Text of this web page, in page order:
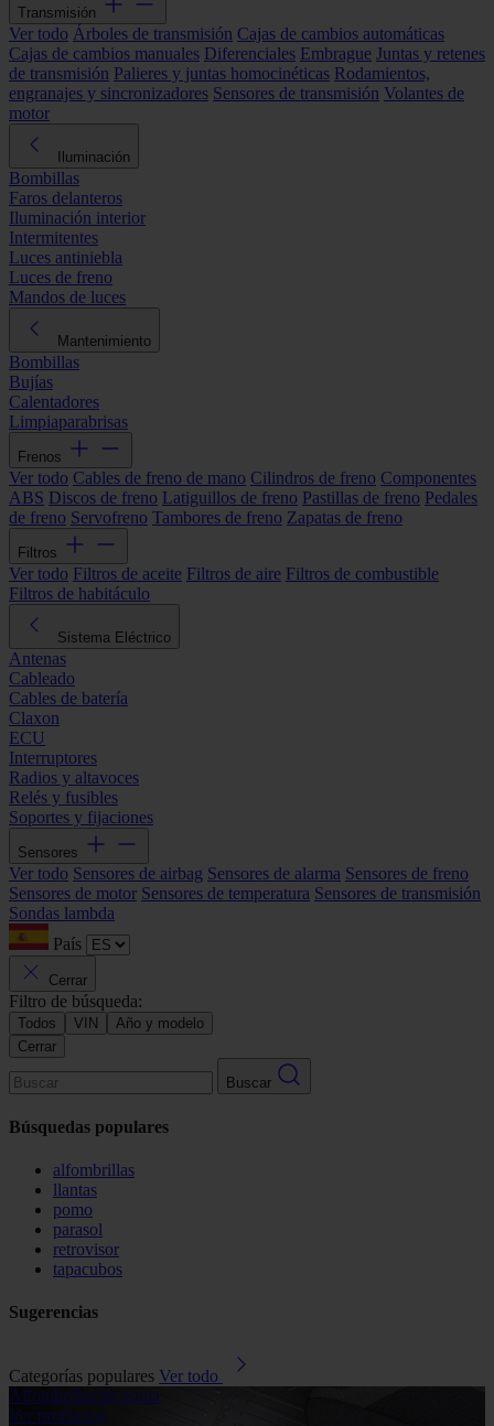
Transmisión
Ver todo Árboles de transmisión Cajas de cambios automáticas
Cajas de cambios manuales Diferenciales Embrague Juntas y retenes
de transmisión Palieres y juntas homocinéticas Rodamientos,
engranajes y sincronizadores Sensores de transmisión Volantes de
motor
Iluminación
Bombillas
Faros delanteros
Iluminación interior
Intermitentes
Luces antiniebla
Luces de freno
Mandos de luces
Mantenimiento
Bombillas
Bujías
Calentadores
Limpiaparabrisas
Frenos
Ver todo Cables de freno de mano Cilindros de freno Componentes
ABS Discos de freno Latiguillos de freno Pastillas de freno Pedales
de freno Servofreno Tambores de freno Zapatas de freno
Filtros
Ver todo Filtros de aceite Filtros de aire Filtros de combustible
Filtros de habitáculo
Sistema Eléctrico
Antenas
Cableado
Cables de batería
Claxon
ECU
Interruptores
Radios y altavoces
Relés y fusibles
Soportes y fijaciones
Sensores
Ver todo Sensores de airbag Sensores de alarma Sensores de freno
Sensores de motor Sensores de temperatura Sensores de transmisión
Sondas lambda
País
Cerrar
Filtro de búsqueda:
Todos VIN
Año y modelo
Cerrar
Buscar
Búsquedas populares
alfombrillas
llantas
pomo
parasol
retrovisor
tapacubos
Sugerencias
Categorías populares Ver todo
Alfombrillas de goma
Ver productos